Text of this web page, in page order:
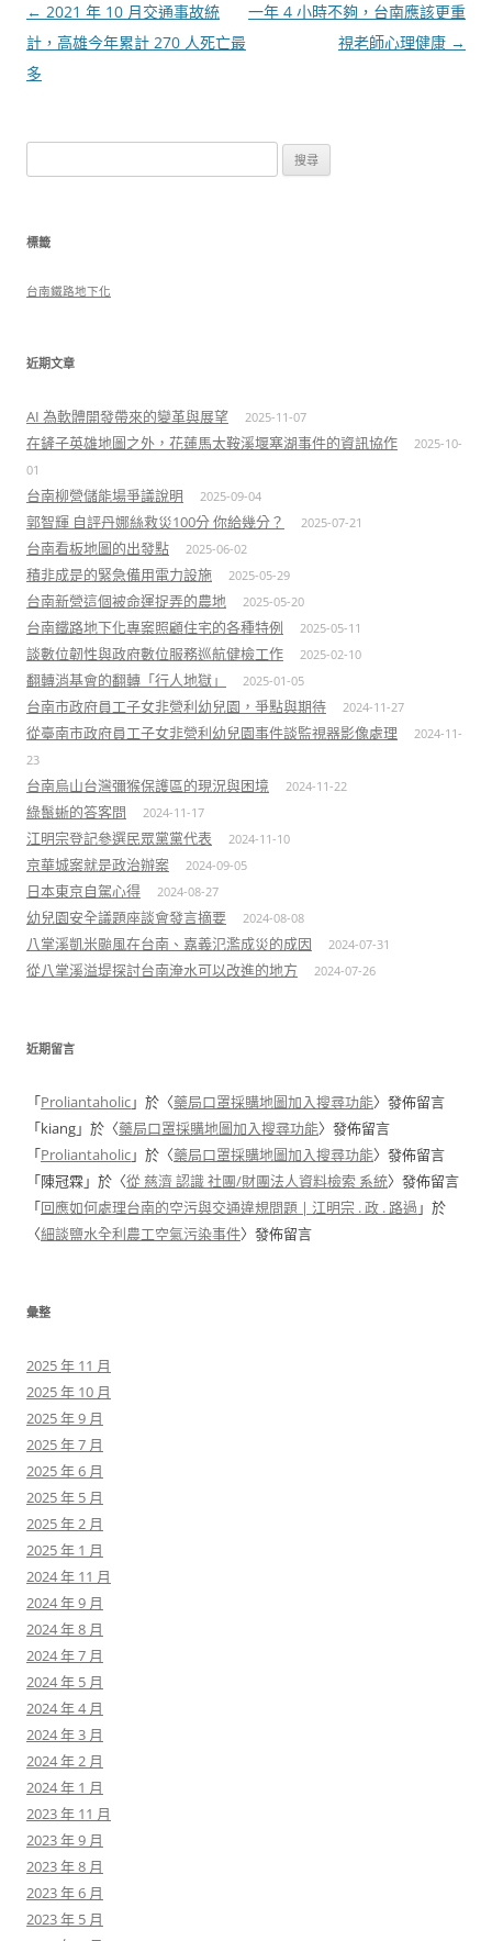
文
章
導
← 2021 年 10 月交通事故統
計，高雄今年累計 270 人死亡最
多
一年 4 小時不夠，台南應該更重
視老師心理健康 →
尋
鍵
標籤
台南鐵路地下化
近期文章
AI 為軟體開發帶來的變革與展望 2025-11-07
在鏟子英雄地圖之外，花蓮馬太鞍溪堰塞湖事件的資訊協作
2025-10-
01
台南柳營儲能場爭議說明 2025-09-04
郭智輝 自評丹娜絲救災100分 你給幾分？ 2025-07-21
台南看板地圖的出發點 2025-06-02
積非成是的緊急備用電力設施 2025-05-29
台南新營這個被命運捉弄的農地 2025-05-20
台南鐵路地下化專案照顧住宅的各種特例 2025-05-11
談數位韌性與政府數位服務巡航健檢工作 2025-02-10
翻轉消基會的翻轉「行人地獄」 2025-01-05
台南市政府員工子女非營利幼兒園，爭點與期待 2024-11-27
從臺南市政府員工子女非營利幼兒園事件談監視器影像處理
2024-11-
23
台南烏山台灣彌猴保護區的現況與困境 2024-11-22
綠鬣蜥的答客問 2024-11-17
江明宗登記參選民眾黨黨代表 2024-11-10
京華城案就是政治辦案 2024-09-05
日本東京自駕心得 2024-08-27
幼兒園安全議題座談會發言摘要 2024-08-08
八掌溪凱米颱風在台南、嘉義氾濫成災的成因 2024-07-31
從八掌溪溢堤探討台南淹水可以改進的地方 2024-07-26
近期留言
「Proliantaholic」於〈藥局口罩採購地圖加入搜尋功能〉發佈留言
「kiang」於〈藥局口罩採購地圖加入搜尋功能〉發佈留言
「Proliantaholic」於〈藥局口罩採購地圖加入搜尋功能〉發佈留言
「陳冠霖」於〈從 慈濟 認識 社團/財團法人資料檢索 系統〉發佈留言
「回應如何處理台南的空污與交通違規問題 | 江明宗 . 政 . 路過 」於
〈細談鹽水全利農工空氣污染事件〉發佈留言
彙整
2025 年 11 月
2025 年 10 月
2025 年 9 月
2025 年 7 月
2025 年 6 月
2025 年 5 月
2025 年 2 月
2025 年 1 月
2024 年 11 月
2024 年 9 月
2024 年 8 月
2024 年 7 月
2024 年 5 月
2024 年 4 月
2024 年 3 月
2024 年 2 月
2024 年 1 月
2023 年 11 月
2023 年 9 月
2023 年 8 月
2023 年 6 月
2023 年 5 月